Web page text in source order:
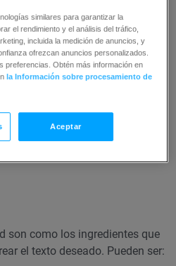
del producto”.
específicas para el
en la solicitud. Por
“Escriba un correo
de 3 párrafos”.
no debe hacer con
el lenguaje [de
son como los ingredientes que
el texto deseado. Pueden ser:
similares para garantizar la
el rendimiento y el análisis del tráfico,
incluida la medición de anuncios, y
ofrezcan anuncios personalizados.
preferencias. Obtén más información en
la Información sobre procesamiento de
Aceptar